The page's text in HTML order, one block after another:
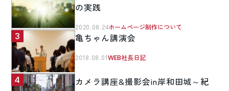
の実践
2020.08.24ホームページ制作について
亀ちゃん講演会
2018.08.01WEB社長日記
カメラ講座&撮影会in岸和田城～紀